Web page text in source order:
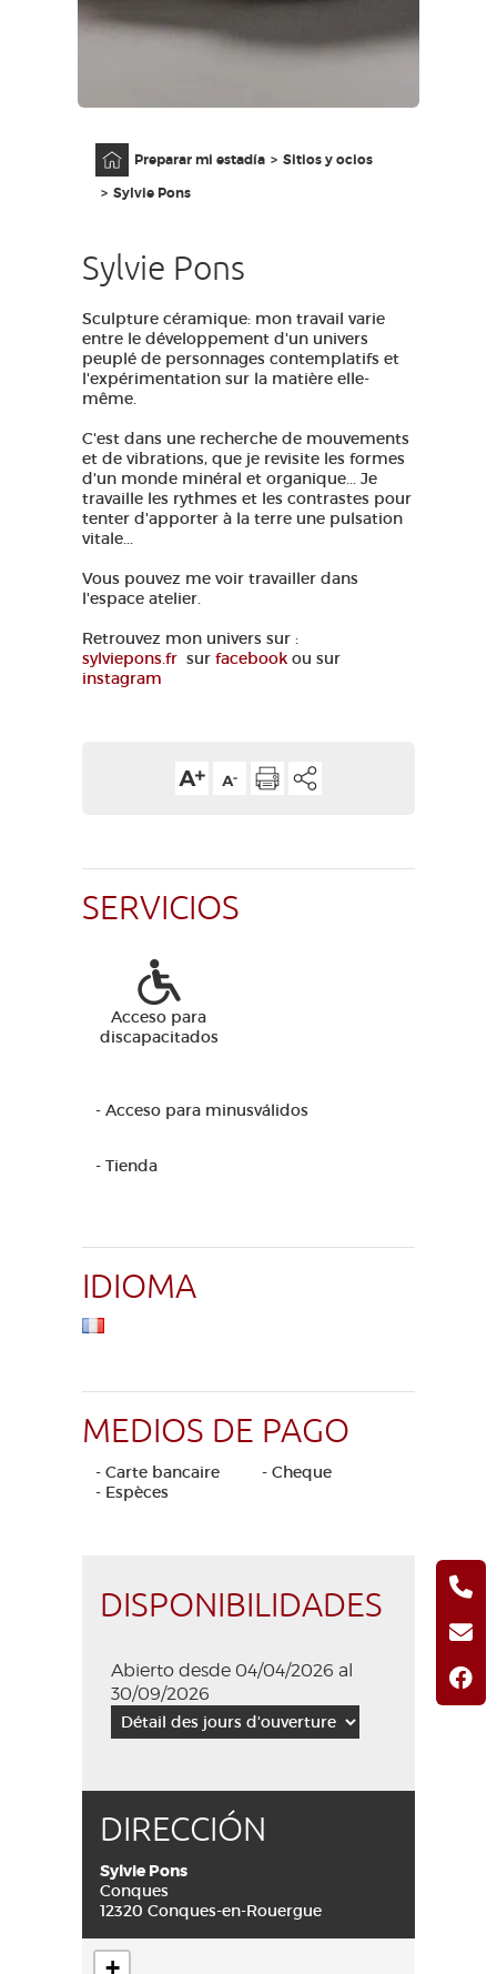
Preparar mi estadía
Sitios y ocios
Sylvie Pons
Sylvie Pons
Sculpture céramique: mon travail varie
entre le développement d'un univers
peuplé de personnages contemplatifs et
l'expérimentation sur la matière elle-
même.
C'est dans une recherche de mouvements
et de vibrations, que je revisite les formes
d'un monde minéral et organique... Je
travaille les rythmes et les contrastes pour
tenter d'apporter à la terre une pulsation
vitale...
Vous pouvez me voir travailler dans
l'espace atelier.
Retrouvez mon univers sur :
sylviepons.fr sur facebook ou sur
instagram
SERVICIOS
Acceso para
discapacitados
- Acceso para minusválidos
- Tienda
IDIOMA
MEDIOS DE PAGO
- Carte bancaire
- Cheque
- Espèces
DISPONIBILIDADES
Abierto desde 04/04/2026 al
30/09/2026
DIRECCIÓN
Sylvie Pons
Conques
12320 Conques-en-Rouergue
+